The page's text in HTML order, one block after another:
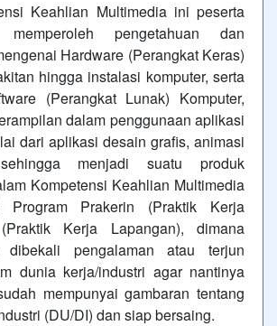
Keahlian Multimedia ini peserta
pengetahuan dan
Hardware (Perangkat Keras)
hingga instalasi komputer, serta
(Perangkat Lunak) Komputer,
dalam penggunaan aplikasi
dari aplikasi desain grafis, animasi
menjadi suatu produk
Kompetensi Keahlian Multimedia
Program Prakerin (Praktik Kerja
Kerja Lapangan), dimana
pengalaman atau terjun
dunia kerja/industri agar nantinya
mempunyai gambaran tentang
(DU/DI) dan siap bersaing.